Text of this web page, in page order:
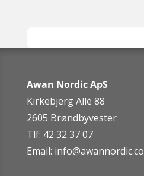
Awan Nordic ApS
Kirkebjerg Allé 88
2605 Brøndbyvester
Tlf: 42 32 37 07
Email: info@awannordic.co